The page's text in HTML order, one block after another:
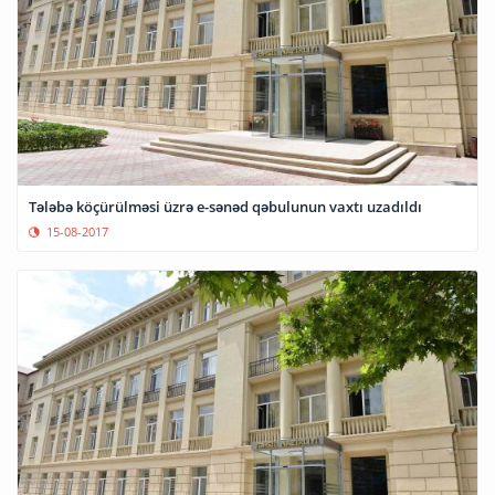
Tələbə köçürülməsi üzrə e-sənəd qəbulunun vaxtı uzadıldı
15-08-2017